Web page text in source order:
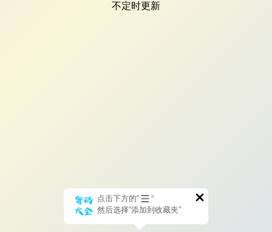
不定时更新
点击下方的“
”
然后选择“添加到收藏夹”